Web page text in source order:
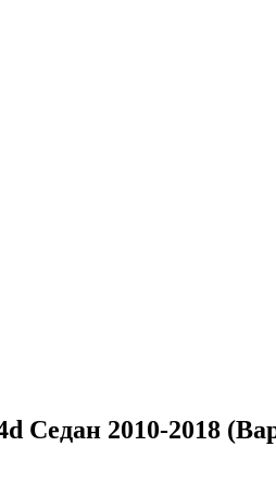
Седан 2010-2018